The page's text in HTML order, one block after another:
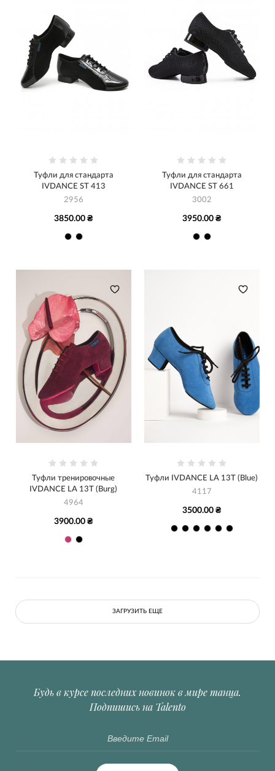
Туфли для стандарта
IVDANCE ST 413
2956
3850.00 ₴
Туфли для стандарта
IVDANCE ST 661
3002
3950.00 ₴
Туфли тренировочные
IVDANCE LA 13T (Burg)
4964
3900.00 ₴
Туфли IVDANCE LA 13T (Blue)
4117
3500.00 ₴
ЗАГРУЗИТЬ ЕЩЕ
Будь в курсе последних новинок в мире танца.
Подпишись на Talento